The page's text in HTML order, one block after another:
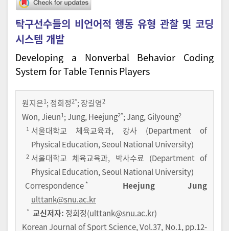
탁구선수들의 비언어적 행동 유형 관찰 및 코딩
시스템 개발
Developing a Nonverbal Behavior Coding
System for Table Tennis Players
원지은1;정희정2*;장길영2
Won, Jieun1; Jung, Heejung2*; Jang, Gilyoung2
1 서울대학교 체육교육과, 강사 (Department of
Physical Education, Seoul National University)
2 서울대학교 체육교육과, 박사수료 (Department of
Physical Education, Seoul National University)
Correspondence *
Heejung Jung
ulttank@snu.ac.kr
* 교신저자: 정희정(ulttank@snu.ac.kr)
Korean Journal of Sport Science,Vol.37, No.1,pp.12-